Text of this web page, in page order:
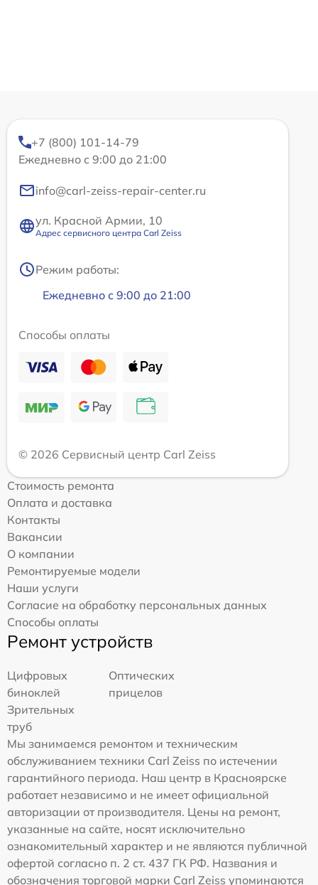
+7 (800) 101-14-79
Ежедневно с 9:00 до 21:00
info@carl-zeiss-repair-center.ru
ул. Красной Армии, 10
Адрес сервисного центра Carl Zeiss
Режим работы:
Ежедневно с 9:00 до 21:00
Способы оплаты
© 2026 Сервисный центр Carl Zeiss
Стоимость ремонта
Оплата и доставка
Контакты
Вакансии
О компании
Ремонтируемые модели
Наши услуги
Согласие на обработку персональных данных
Способы оплаты
Ремонт устройств
Цифровых
биноклей
Оптических
прицелов
Зрительных
труб
Мы занимаемся ремонтом и техническим
обслуживанием техники Carl Zeiss по истечении
гарантийного периода. Наш центр в Красноярске
работает независимо и не имеет официальной
авторизации от производителя. Цены на ремонт,
указанные на сайте, носят исключительно
ознакомительный характер и не являются публичной
офертой согласно п. 2 ст. 437 ГК РФ. Названия и
обозначения торговой марки Carl Zeiss упоминаются